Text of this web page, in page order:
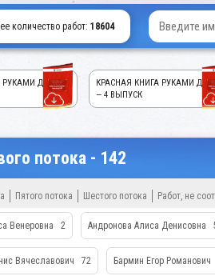
количество работ: 18604
РУКАМИ ДЕТЕЙ!
КРАСНАЯ КНИГА РУКАМИ
— 4 ВЫПУСК
потока - 142
Пятого потока Шестого потока Работ, не
Венеровна 2 Андронова Алиса Денисовна
Вячеславович 72 Бармин Егор Романович